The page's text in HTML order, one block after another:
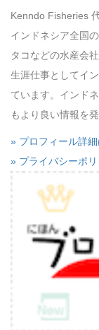
Kenndo Fisheries
インドネシア全国
タコなどの水産会
生涯仕事としてイ
ています。インド
もより良い情報を
» プロフィール詳
» プライバシーポ